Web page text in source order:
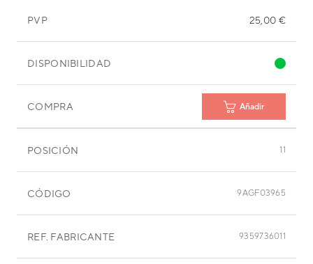
PVP 25,00 €
DISPONIBILIDAD
COMPRA Añadir
POSICIÓN 11
CÓDIGO 9AGF03965
REF. FABRICANTE 9359736011